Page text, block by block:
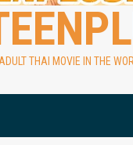
THAI MOVIE IN THE